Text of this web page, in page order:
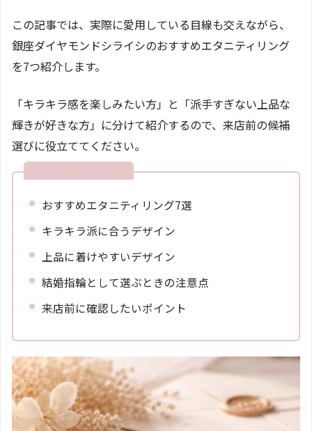
この記事では、実際に愛用している目線も交えながら、
銀座ダイヤモンドシライシのおすすめエタニティリング
を7つ紹介します。
「キラキラ感を楽しみたい方」と「派手すぎない上品な
輝きが好きな方」に分けて紹介するので、来店前の候補
選びに役立ててください。
おすすめエタニティリング7選
キラキラ派に合うデザイン
上品に着けやすいデザイン
結婚指輪として選ぶときの注意点
来店前に確認したいポイント